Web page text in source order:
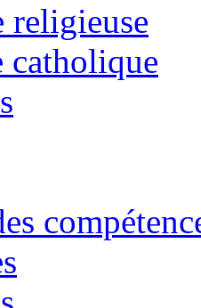
religieuse
catholique